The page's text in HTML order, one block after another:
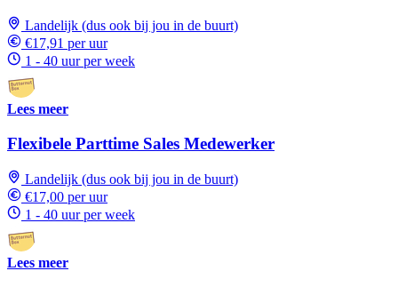
Landelijk (dus ook bij jou in de buurt)
€17,91 per uur
1 - 40 uur per week
Lees meer
Flexibele Parttime Sales Medewerker
Landelijk (dus ook bij jou in de buurt)
€17,00 per uur
1 - 40 uur per week
Lees meer